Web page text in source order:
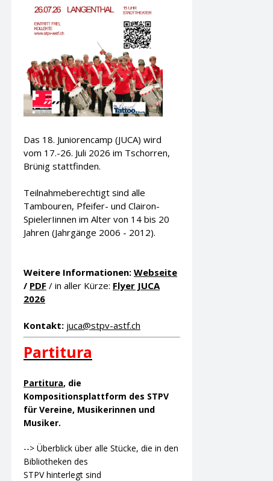
Das 18. Juniorencamp (JUCA) wird
vom 17.-26. Juli 2026 im Tschorren,
Brünig stattfinden.
Teilnahmeberechtigt sind alle
Tambouren, Pfeifer- und Clairon-
SpielerIinnen im Alter von 14 bis 20
Jahren (Jahrgänge 2006 - 2012).
Weitere Informationen: Webseite
/ PDF / in aller Kürze: Flyer JUCA
2026
Kontakt: juca@stpv-astf.ch
Partitura
Partitura, die
Kompositionsplattform des STPV
für Vereine, Musikerinnen und
Musiker.
--> Überblick über alle Stücke, die in den
Bibliotheken des
STPV hinterlegt sind